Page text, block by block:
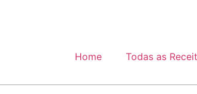
Home Todas as